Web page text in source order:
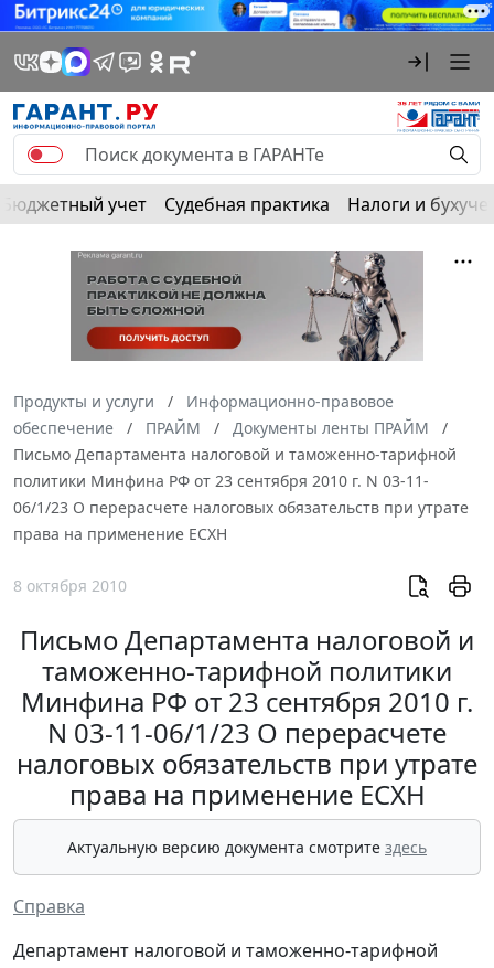
Бюджетный учет Судебная практика Налоги и
Продукты и услуги
Информационно-правовое
обеспечение
ПРАЙМ
Документы ленты ПРАЙМ
Письмо Департамента налоговой и таможенно-тарифной
политики Минфина РФ от 23 сентября 2010 г. N 03-11-
06/1/23 О перерасчете налоговых обязательств при утрате
права на применение ЕСХН
8 октября 2010
Письмо Департамента налоговой и
таможенно-тарифной политики
Минфина РФ от 23 сентября 2010 г.
N 03-11-06/1/23 О перерасчете
налоговых обязательств при утрате
права на применение ЕСХН
Актуальную версию документа смотрите здесь
Справка
Департамент налоговой и таможенно-тарифной